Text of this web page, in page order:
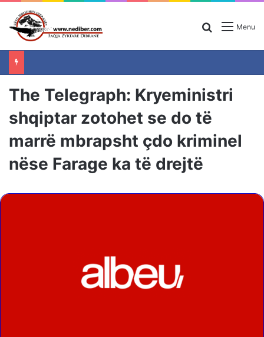
Menu
Search for
The Telegraph: Kryeministri
shqiptar zotohet se do të
marrë mbrapsht çdo kriminel
nëse Farage ka të drejtë